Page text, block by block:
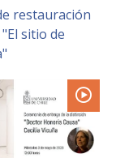
os
os
restauración
sitio de